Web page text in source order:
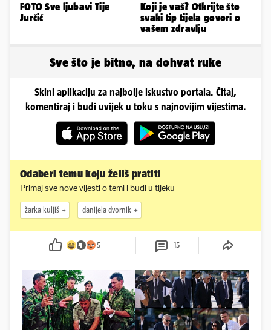
FOTO Sve ljubavi Tije
Jurčić
Koji je vaš? Otkrijte što
svaki tip tijela govori o
vašem zdravlju
Sve što je bitno, na dohvat ruke
Skini aplikaciju za najbolje iskustvo portala. Čitaj,
komentiraj i budi uvijek u toku s najnovijim vijestima.
Odaberi temu koju želiš pratiti
Primaj sve nove vijesti o temi i budi u tijeku
žarka kuljiš danijela dvornik
5 15